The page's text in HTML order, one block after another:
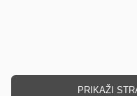
PRIKAŽI